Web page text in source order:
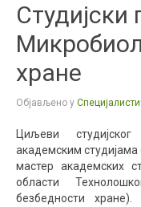
Студијски
хране
Објављено у
Циљеви
академским
мастер академских
области
безбедности хране).